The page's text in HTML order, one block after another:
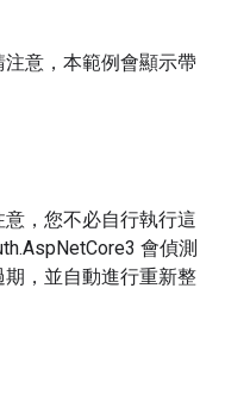
意，本範例會顯示帶
，您不必自行執行這
會偵測
，並自動進行重新整